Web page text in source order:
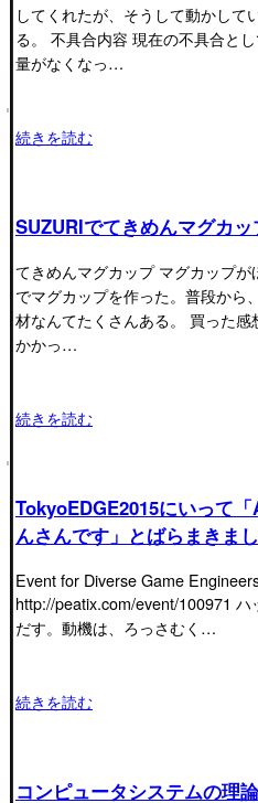
してくれたが、そうして動かして
る。 不具合内容 現在の不具合と
量がなくなっ…
続きを読む
SUZURIでてきめんマグカ
てきめんマグカップ マグカップ
でマグカップを作った。普段から
材なんてたくさんある。 買った
かかっ…
続きを読む
TokyoEDGE2015にいって
んさんです」とばらまきま
Event for Diverse Game
http://peatix.com/event/100971
だす。動機は、ろっさむく…
続きを読む
コンピュータシステムの理